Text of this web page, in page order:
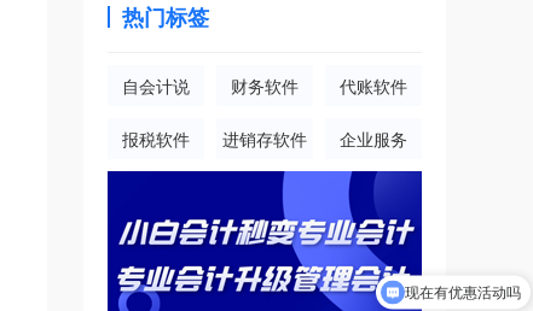
热门标签
自会计说 财务软件 代账软件
报税软件 进销存软件 企业服务
现在有优惠活动吗